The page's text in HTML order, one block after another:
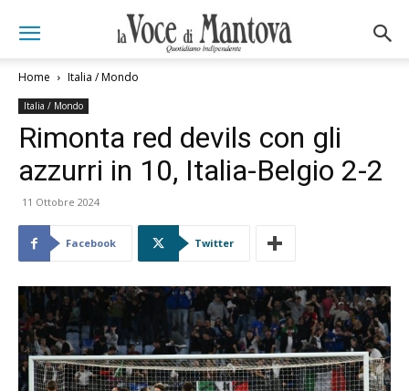
Home Italia / Mondo
Italia / Mondo
Rimonta red devils con gli
azzurri in 10, Italia-Belgio 2-2
11 Ottobre 2024
Facebook Twitter